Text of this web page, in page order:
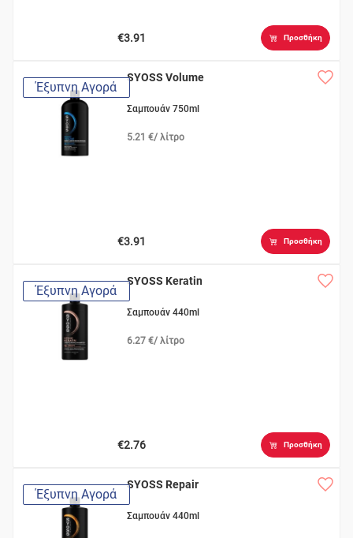
€3.91 Προσθήκη
Έξυπνη Αγορά
SYOSS Volume
Σαμπουάν 750ml
5.21 €/ λίτρο
€3.91 Προσθήκη
Έξυπνη Αγορά
SYOSS Keratin
Σαμπουάν 440ml
6.27 €/ λίτρο
€2.76 Προσθήκη
Έξυπνη Αγορά
SYOSS Repair
Σαμπουάν 440ml